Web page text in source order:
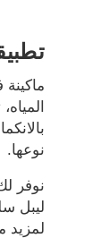
نوعها.
نوفر
ليبل
لمزيد